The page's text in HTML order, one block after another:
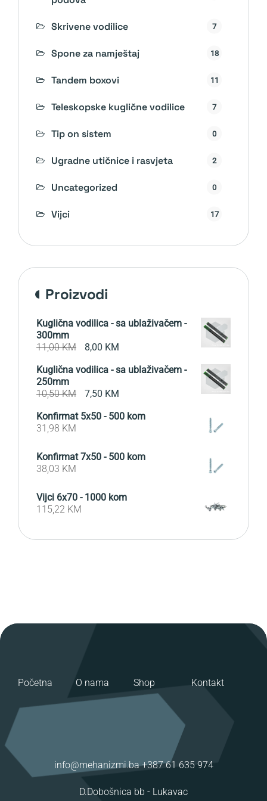
Skrivene vodilice 7
Spone za namještaj 18
Tandem boxovi 11
Teleskopske kuglične vodilice 7
Tip on sistem 0
Ugradne utičnice i rasvjeta 2
Uncategorized 0
Vijci 17
proizvodi
Kuglična vodilica - sa ublaživačem -
300mm
11,00KM
Original
was:
8,00 KM
is:
Kuglična vodilica - sa ublaživačem -
250mm
10,50KM
Original
was:
7,50 KM
is:
Konfirmat 5x50 - 500 kom
31,98 KM
Konfirmat 7x50 - 500 kom
38,03 KM
Vijci 6x70 - 1000 kom
115,22 KM
Početna O nama Shop Kontakt
info@mehanizmi.ba +387 61 635 974
D.Dobošnica bb - Lukavac